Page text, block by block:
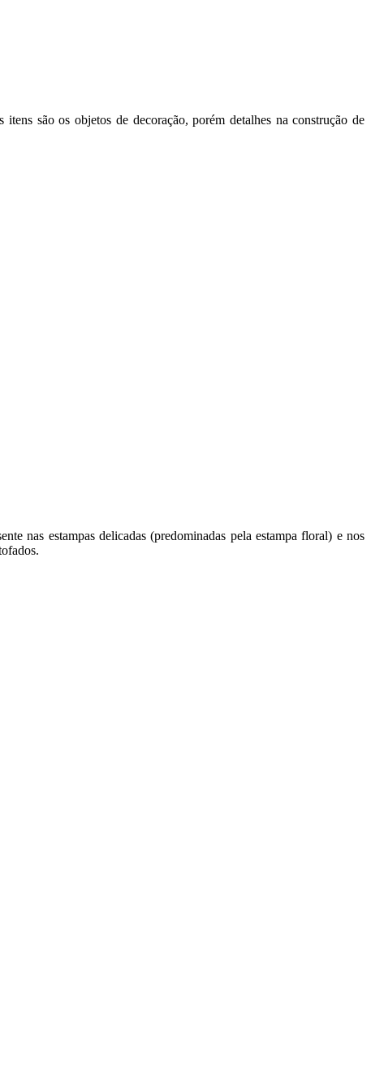
são os objetos de decoração, porém detalhes na construção de
nas estampas delicadas (predominadas pela estampa floral) e nos